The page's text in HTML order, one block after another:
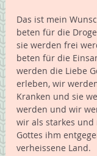
Das ist mein
beten für die
sie werden frei
beten für die
werden die Liebe
erleben, wir
Kranken und sie
werden und wir
wir als starkes und
Gottes ihm
verheissene Land.